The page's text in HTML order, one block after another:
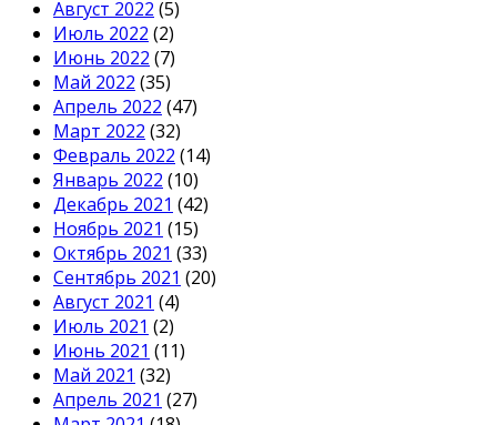
Август 2022 (5)
Июль 2022 (2)
Июнь 2022 (7)
Май 2022 (35)
Апрель 2022 (47)
Март 2022 (32)
Февраль 2022 (14)
Январь 2022 (10)
Декабрь 2021 (42)
Ноябрь 2021 (15)
Октябрь 2021 (33)
Сентябрь 2021 (20)
Август 2021 (4)
Июль 2021 (2)
Июнь 2021 (11)
Май 2021 (32)
Апрель 2021 (27)